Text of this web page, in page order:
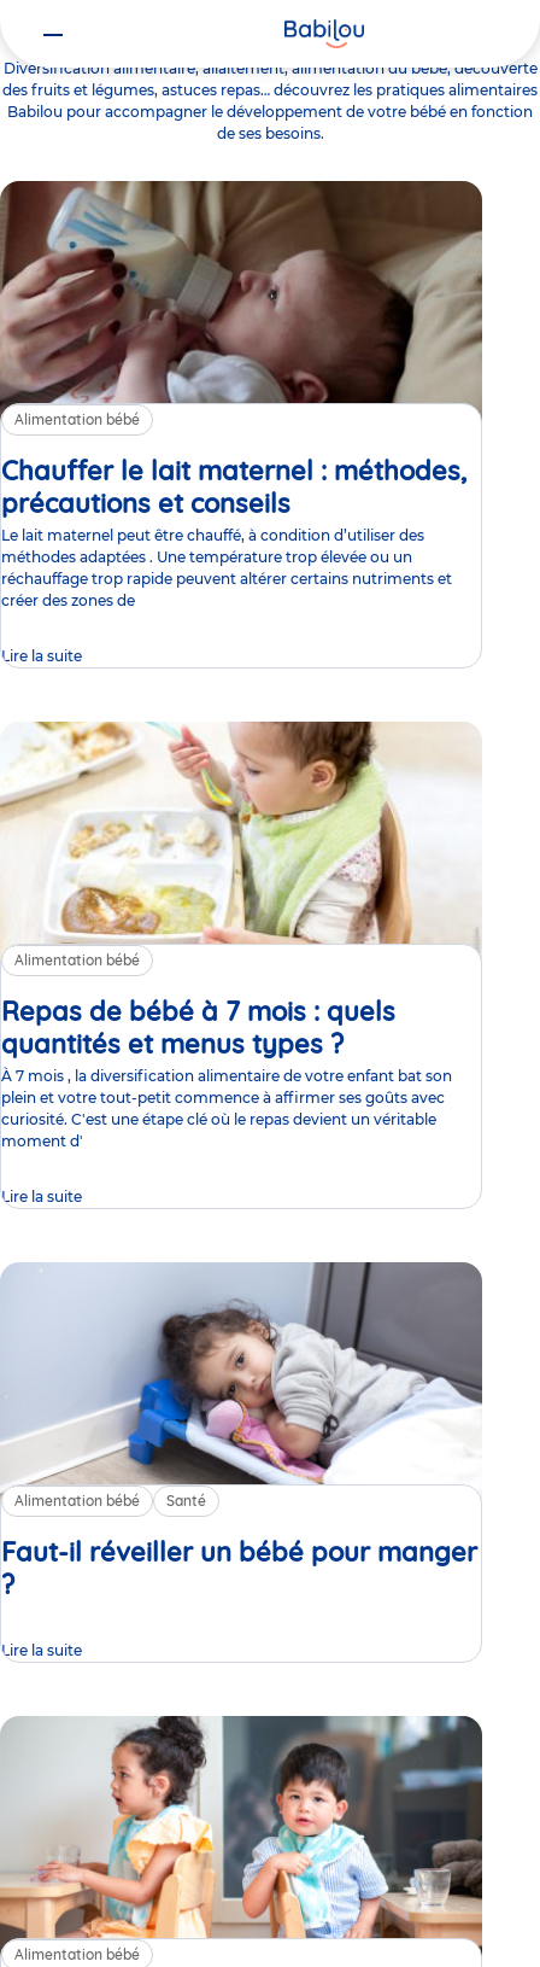
Alimentation bébé
Diversification alimentaire, allaitement, alimentation du bébé, découverte
des fruits et légumes, astuces repas… découvrez les pratiques alimentaires
Babilou pour accompagner le développement de votre bébé en fonction
de ses besoins.
Alimentation bébé
Chauffer le lait maternel : méthodes,
précautions et conseils
Le lait maternel peut être chauffé, à condition d’utiliser des
méthodes adaptées . Une température trop élevée ou un
réchauffage trop rapide peuvent altérer certains nutriments et
créer des zones de
Lire la suite
Alimentation bébé
Repas de bébé à 7 mois : quels
quantités et menus types ?Article
À 7 mois , la diversification alimentaire de votre enfant bat son
plein et votre tout-petit commence à affirmer ses goûts avec
curiosité. C'est une étape clé où le repas devient un véritable
moment d'
Lire la suite
Alimentation bébé Santé
Faut-il réveiller un bébé pour manger
?Article
Lire la suite
Alimentation bébé